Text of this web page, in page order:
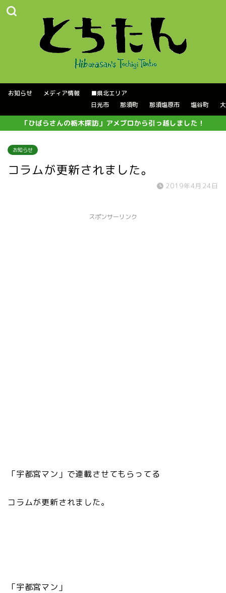
お知らせ メディア情報
■県北エリア
日光市
那須町 那須塩原市 塩谷町
「ひばらさんの栃木探訪」アメブロから引っ越しました！
お知らせ
コラムが更新されました。
2019年4月24日
スポンサーリンク
「宇都宮マン」で連載させてもらってる
コラムが更新されました。
「宇都宮マン」